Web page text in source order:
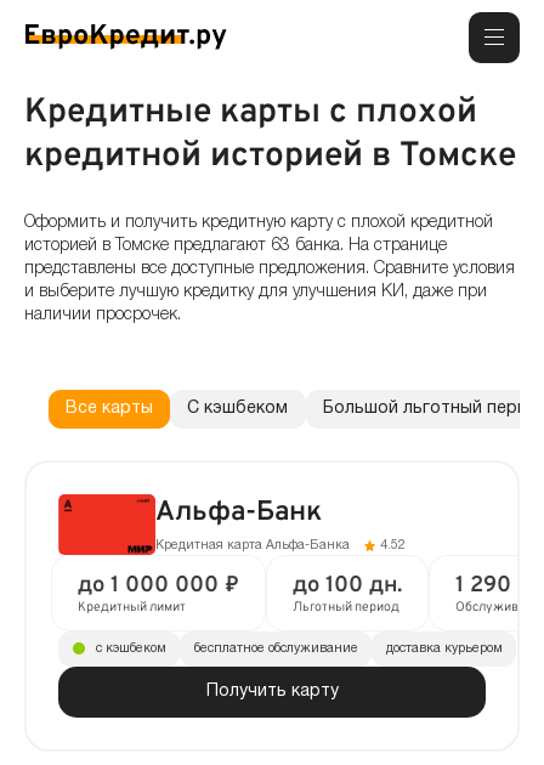
Кредитные карты с плохой
кредитной историей в Томске
Оформить и получить кредитную карту с плохой кредитной
историей в Томске предлагают 63 банка. На странице
представлены все доступные предложения. Сравните условия
и выберите лучшую кредитку для улучшения КИ, даже при
наличии просрочек.
Все карты С кэшбеком Большой льготный
Альфа-Банк
Кредитная карта Альфа-Банка 4.52
до 1 000 000 ₽
Кредитный лимит
до 100 дн.
Льготный период
1 290 ₽
Получить карту
с кэшбеком бесплатное обслуживание доставка курьером